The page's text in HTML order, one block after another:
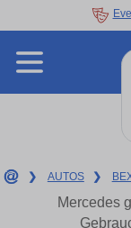
❯ AUTOS ❯
Mercedes